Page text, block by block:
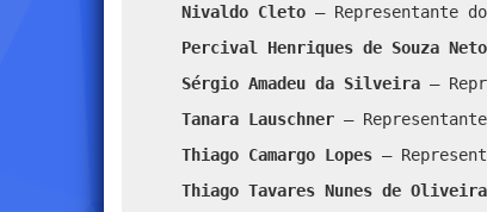
Nivaldo Cleto – Representante
Percival Henriques de Souza Neto
Sérgio Amadeu da Silveira –
Tanara Lauschner –
Thiago Camargo Lopes –
Thiago Tavares Nunes de Oliveira